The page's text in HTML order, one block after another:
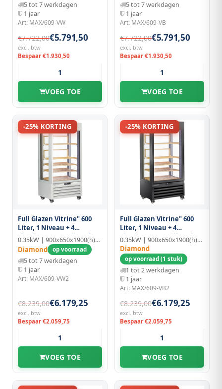
5 tot 7 werkdagen
1 jaar
Art: MAX/609-VW
€7.722,00€5.791,50
excl. btw
Bespaar €1.930,50
VOEG TOE
5 tot 7 werkdagen
1 jaar
Art: MAX/609-VB
€7.722,00€5.791,50
excl. btw
Bespaar €1.930,50
VOEG TOE
-25% KORTING
Full Glazen Vitrine" 600
Liter, 1 Niveau + 4
Planken, Geventileerd -
Wine - Wit
0.35kW | 900x650x1900(h)mm
Diamond op voorraad
5 tot 7 werkdagen
1 jaar
Art: MAX/609-VW2
€8.239,00€6.179,25
excl. btw
Bespaar €2.059,75
VOEG TOE
-25% KORTING
Full Glazen Vitrine" 600
Liter, 1 Niveau + 4
Planken, Geventileerd -
Wine - Zwart
0.35kW | 900x650x1900(h)mm
Diamond
op voorraad (1 stuk)
1 tot 2 werkdagen
1 jaar
Art: MAX/609-VB2
€8.239,00€6.179,25
excl. btw
Bespaar €2.059,75
VOEG TOE